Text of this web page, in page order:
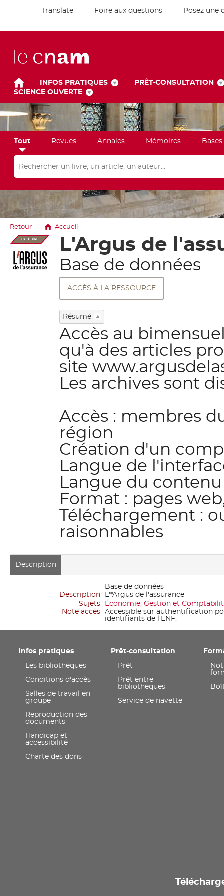
Translate Foire aux questions Posez une
INFOS PRATIQUES
PRÊT-CONSULTATION
SCIENCE OUVERTE
Tout Revues Annales Mémoires
Rechercher dans "Tout"
Retour Accueil
Détail
document
L'Argus de
Base de données
ACCÈS À LA RESSOURCE
Résumé
Accès au
qu'à des articles
site
Les archives sont
Accès : membres
région
Création d'un
Langue de
Langue du
Format : pages
Téléchargement :
raisonnables
Description
Base de données
Description
L'*Argus de l'assurance
Sujets
Économie, Gestion et
Note accès
Accessible sur authentification
identifiants de l'ENF.
Infos pratiques
Les bibliothèques
Conditions d'accès
Salles de travail en
groupe
Reproduction des
documents
Handicap et
accessibilité
Charte des dons
Prêt-consultation
Prêt
Prêt entre
bibliothèques
Service de navette